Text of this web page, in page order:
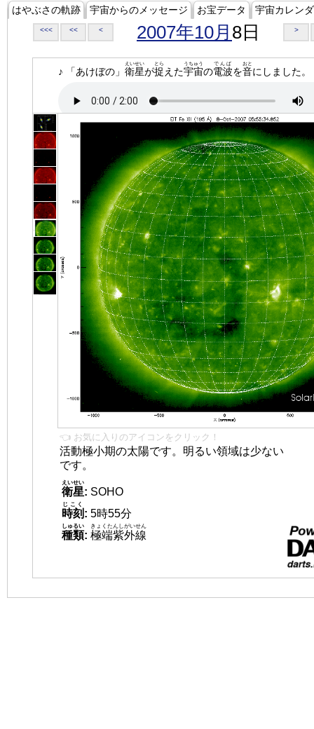
はやぶさの軌跡 宇宙からのメッセージ お宝データ 宇宙カレン
<<< << < 2007年10月 8日 >
♪ 「あけぼの」 衛星
えいせい
が捉
とら
えた宇宙
うちゅう
の電波
でんぱ
を音
おと
にしました。
👈 お気に入りのアイコンをクリック！
活動極小期の太陽です。明るい領域は少ない
です。
衛星
えいせい
: SOHO
時刻
じこく
: 5時55分
種類
しゅるい
: 極端紫外線
きょくたんしがいせん